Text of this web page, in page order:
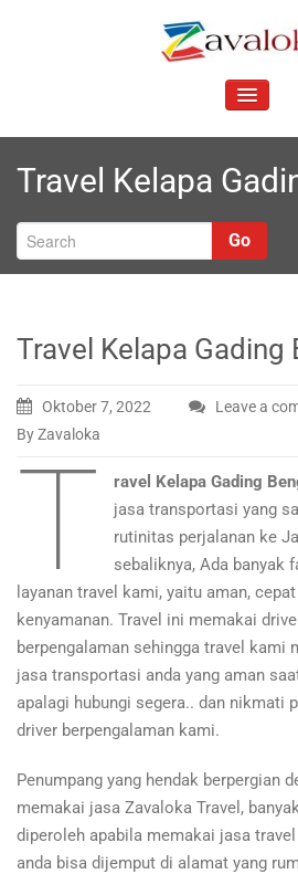
Your Best and Affordable Travel Partner
TOGGLE
Travel Kelapa
Go
Travel Kelapa Gading
Oktober 7, 2022
Leave a
By Zavaloka
T ravel Kelapa Gading
jasa transportasi yang
rutinitas perjalanan ke
sebaliknya, Ada banyak
layanan travel kami, yaitu aman,
kenyamanan. Travel ini memakai
berpengalaman sehingga travel kami
jasa transportasi anda yang aman
apalagi hubungi segera.. dan nikmati
driver berpengalaman kami.
Penumpang yang hendak berpergian
memakai jasa Zavaloka Travel,
diperoleh apabila memakai jasa
anda bisa dijemput di alamat yang